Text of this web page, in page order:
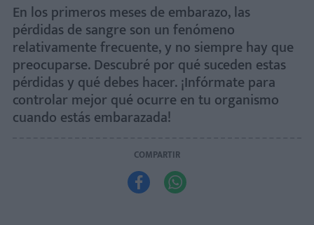
En los primeros meses de embarazo, las
pérdidas de sangre son un fenómeno
relativamente frecuente, y no siempre hay que
preocuparse. Descubré por qué suceden estas
pérdidas y qué debes hacer. ¡Infórmate para
controlar mejor qué ocurre en tu organismo
cuando estás embarazada!
COMPARTIR
 